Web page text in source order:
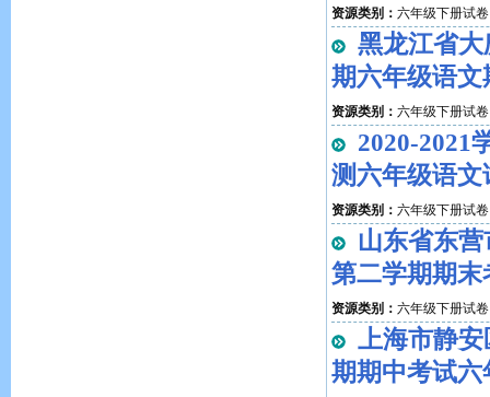
资源类别： 六年级下册试卷
黑龙江省大
期六年级语
资源类别： 六年级下册试卷
2020-2021
测六年级语文
资源类别： 六年级下册试卷
山东省东营
第二学期期
资源类别： 六年级下册试卷
上海市静安
期期中考试